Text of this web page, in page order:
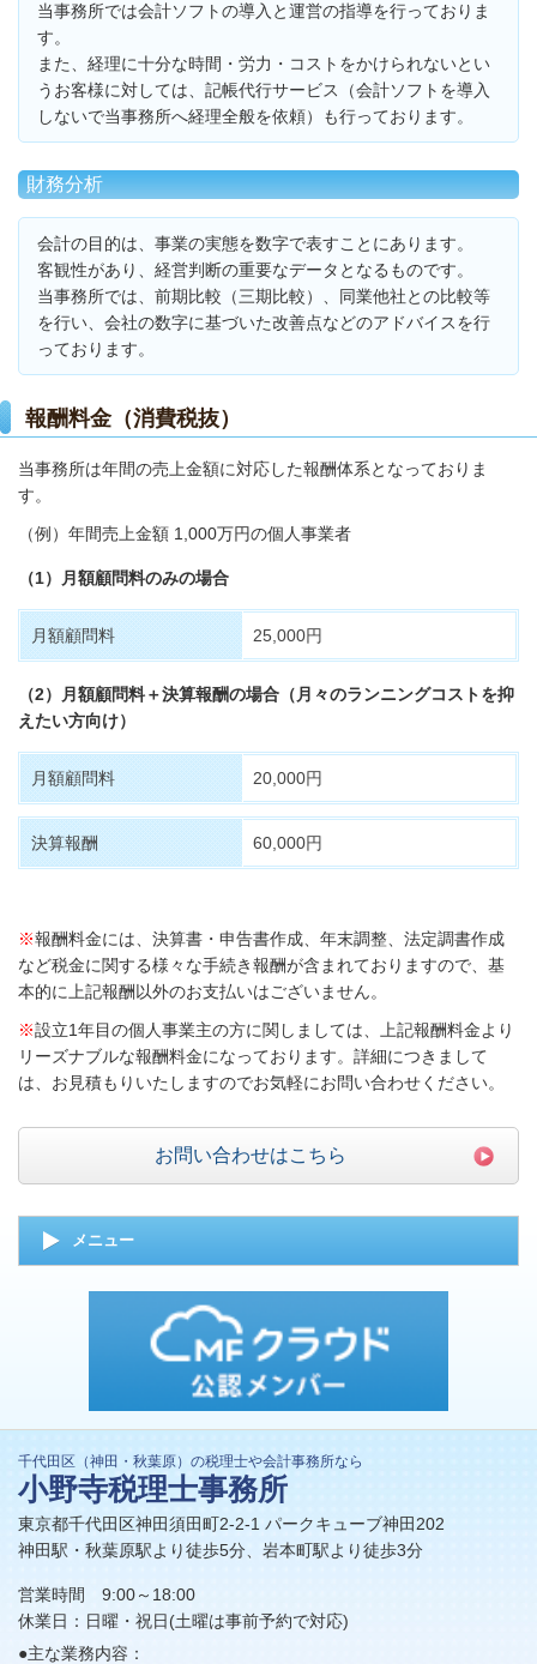
当事務所では会計ソフトの導入と運営の指導を行っておりま
す。
また、経理に十分な時間・労力・コストをかけられないとい
うお客様に対しては、記帳代行サービス（会計ソフトを導入
しないで当事務所へ経理全般を依頼）も行っております。
財務分析
会計の目的は、事業の実態を数字で表すことにあります。
客観性があり、経営判断の重要なデータとなるものです。
当事務所では、前期比較（三期比較）、同業他社との比較等
を行い、会社の数字に基づいた改善点などのアドバイスを行
っております。
報酬料金（消費税抜）
当事務所は年間の売上金額に対応した報酬体系となっておりま
す。
（例）年間売上金額 1,000万円の個人事業者
（1）月額顧問料のみの場合
月額顧問料 25,000円
（2）月額顧問料＋決算報酬の場合（月々のランニングコストを抑
えたい方向け）
月額顧問料 20,000円
決算報酬 60,000円
※報酬料金には、決算書・申告書作成、年末調整、法定調書作成
など税金に関する様々な手続き報酬が含まれておりますので、基
本的に上記報酬以外のお支払いはございません。
※設立1年目の個人事業主の方に関しましては、上記報酬料金より
リーズナブルな報酬料金になっております。詳細につきまして
は、お見積もりいたしますのでお気軽にお問い合わせください。
お問い合わせはこちら
メニュー
千代田区（神田・秋葉原）の税理士や会計事務所なら
小野寺税理士事務所
東京都千代田区神田須田町2-2-1 パークキューブ神田202
神田駅・秋葉原駅より徒歩5分、岩本町駅より徒歩3分
営業時間 9:00～18:00
休業日：日曜・祝日(土曜は事前予約で対応)
●主な業務内容：